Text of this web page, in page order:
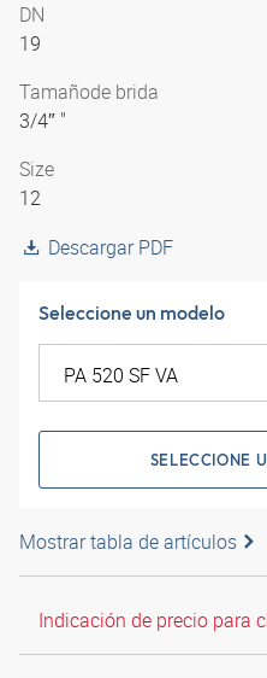
DN
19
Tamañode brida
3/4″ "
Size
12
Descargar PDF
Seleccione un modelo
SELECCIONE
Mostrar tabla de artículos
Indicación de precio para